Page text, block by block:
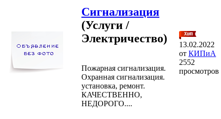
Сигнализация
(Услуги /
Электричество)
Пожарная сигнализация.
Охранная сигнализация.
установка, ремонт.
КАЧЕСТВЕННО,
НЕДОРОГО....
13.02.2022
от КИПиА
2552
просмотров